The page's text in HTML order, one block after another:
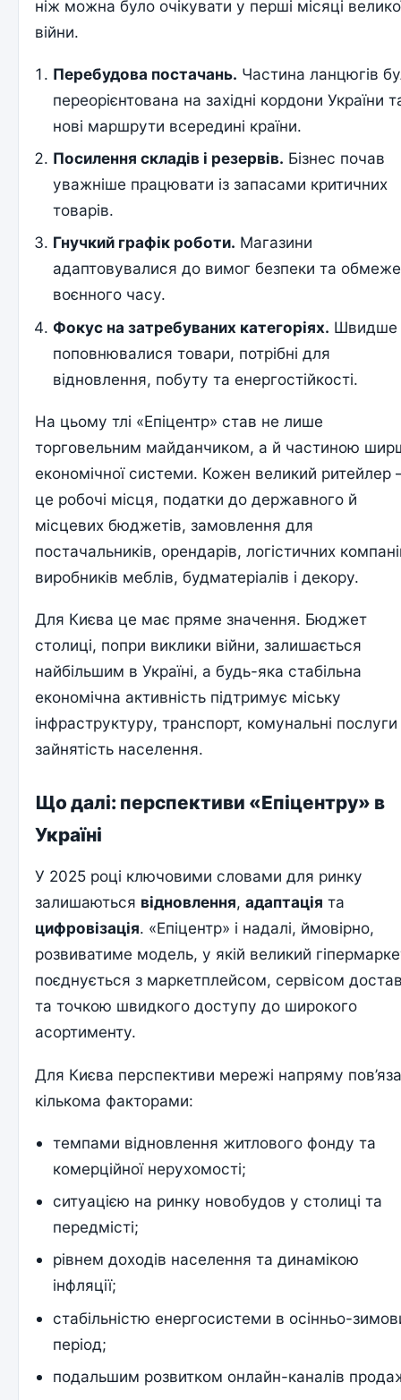
ніж можна було очікувати у перші місяці
війни.
Перебудова постачань. Частина ланцюгів
переорієнтована на західні кордони України
нові маршрути всередині країни.
Посилення складів і резервів. Бізнес почав
уважніше працювати із запасами критичних
товарів.
Гнучкий графік роботи. Магазини
адаптовувалися до вимог безпеки та
воєнного часу.
Фокус на затребуваних категоріях. Швидше
поповнювалися товари, потрібні для
відновлення, побуту та енергостійкості.
На цьому тлі «Епіцентр» став не лише
торговельним майданчиком, а й частиною
економічної системи. Кожен великий ритейлер
це робочі місця, податки до державного й
місцевих бюджетів, замовлення для
постачальників, орендарів, логістичних
виробників меблів, будматеріалів і декору.
Для Києва це має пряме значення. Бюджет
столиці, попри виклики війни, залишається
найбільшим в Україні, а будь-яка стабільна
економічна активність підтримує міську
інфраструктуру, транспорт, комунальні
зайнятість населення.
Що далі: перспективи «Епіцентру» в
Україні
У 2025 році ключовими словами для ринку
залишаються відновлення,адаптація та
цифровізація. «Епіцентр» і надалі, ймовірно,
розвиватиме модель, у якій великий
поєднується з маркетплейсом, сервісом
та точкою швидкого доступу до широкого
асортименту.
Для Києва перспективи мережі напряму
кількома факторами:
темпами відновлення житлового фонду та
комерційної нерухомості;
ситуацією на ринку новобудов у столиці та
передмісті;
рівнем доходів населення та динамікою
інфляції;
стабільністю енергосистеми в осінньо-
період;
подальшим розвитком онлайн-каналів